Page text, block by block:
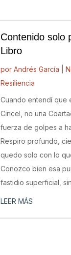
Contenido solo
Libro
porAndrés García |
Resiliencia
Cuando entendí que
Cincel, no una
fuerza de golpes a
Respiro profundo,
quedo solo con lo
Conozco bien esa
fastidio superficial,
LEER MÁS